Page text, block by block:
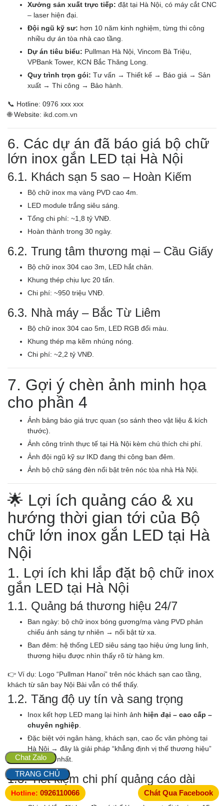
Xưởng sản xuất trực tiếp: đặt tại Hà Nội, có máy cắt CNC
– laser hiện đại.
Đội ngũ kỹ sư: hơn 10 năm kinh nghiệm, từng thi công
nhiều dự án tòa nhà cao tầng.
Dự án tiêu biểu: Pullman Hà Nội, Vincom Bà Triệu,
VPBank Tower, KCN Bắc Thăng Long.
Quy trình trọn gói: Tư vấn → Thiết kế → Báo giá → Sản
xuất → Thi công → Bảo hành.
📞 Hotline: 0976 xxx xxx
🌐 Website: ikd.com.vn
6. Các dự án đã báo giá bộ chữ
lớn inox gắn LED tại Hà Nội
6.1. Khách sạn 5 sao – Hoàn Kiếm
Bộ chữ inox mạ vàng PVD cao 4m.
LED module trắng siêu sáng.
Tổng chi phí: ~1,8 tỷ VNĐ.
Hoàn thành trong 30 ngày.
6.2. Trung tâm thương mại – Cầu Giấy
Bộ chữ inox 304 cao 3m, LED hắt chân.
Khung thép chịu lực 20 tấn.
Chi phí: ~950 triệu VNĐ.
6.3. Nhà máy – Bắc Từ Liêm
Bộ chữ inox 304 cao 5m, LED RGB đổi màu.
Khung thép mạ kẽm nhúng nóng.
Chi phí: ~2,2 tỷ VNĐ.
7. Gợi ý chèn ảnh minh họa
cho phần 4
Ảnh bảng báo giá trực quan (so sánh theo vật liệu & kích
thước).
Ảnh công trình thực tế tại Hà Nội kèm chú thích chi phí.
Ảnh đội ngũ kỹ sư IKD đang thi công ban đêm.
Ảnh bộ chữ sáng đèn nổi bật trên nóc tòa nhà Hà Nội.
🌟 Lợi ích quảng cáo & xu
hướng thời gian tới của Bộ
chữ lớn inox gắn LED tại Hà
Nội
1. Lợi ích khi lắp đặt bộ chữ inox
gắn LED tại Hà Nội
1.1. Quảng bá thương hiệu 24/7
Ban ngày: bộ chữ inox bóng gương/mạ vàng PVD phản
chiếu ánh sáng tự nhiên → nổi bật từ xa.
Ban đêm: hệ thống LED siêu sáng tạo hiệu ứng lung linh,
thương hiệu được nhìn thấy rõ từ hàng km.
👉 Ví dụ: Logo “Pullman Hanoi” trên nóc khách sạn cao tầng,
khách từ sân bay Nội Bài vẫn có thể thấy.
1.2. Tăng độ uy tín và sang trọng
Inox kết hợp LED mang lại hình ảnh hiện đại – cao cấp –
chuyên nghiệp
Đặc biệt với ngân hàng, khách sạn, cao ốc văn phòng tại
Hà Nội → đây là giải pháp “khẳng định vị thế thương hiệu”
hiệu quả nhất.
1.3. Tiết kiệm chi phí quảng cáo dài
hạn
Chát Qua Facebook
Hotline: 0926110066
Chat Zalo
TRANG CHỦ